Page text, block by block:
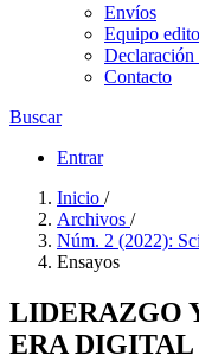
Envíos
Equipo
Declaración
Contacto
Buscar
Entrar
Inicio /
Archivos /
Núm. 2 (2022):
Ensayos
LIDERAZGO
ERA DIGITAL